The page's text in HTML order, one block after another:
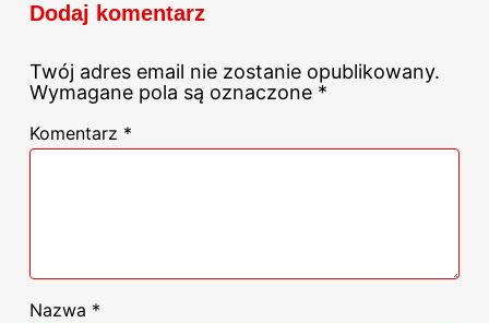
Dodaj komentarz
Twój adres email nie zostanie opublikowany.
Wymagane pola są oznaczone *
Komentarz *
Nazwa *